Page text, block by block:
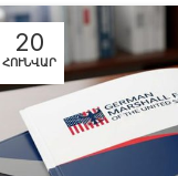
20
ՀՈՒՆՎԱՐ